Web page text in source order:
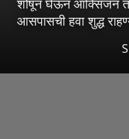
शोषून घेऊन ऑक्सिजन
आसपासची हवा शुद्ध